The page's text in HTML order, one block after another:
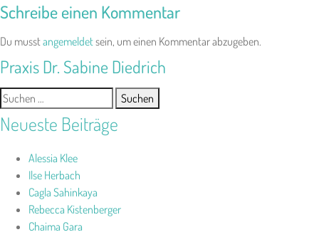
Schreibe einen Kommentar
Du musstangemeldetsein, um einen Kommentar abzugeben.
Praxis Dr. Sabine Diedrich
Suchen
nach:
Neueste Beiträge
Alessia Klee
Ilse Herbach
Cagla Sahinkaya
Rebecca Kistenberger
Chaima Gara